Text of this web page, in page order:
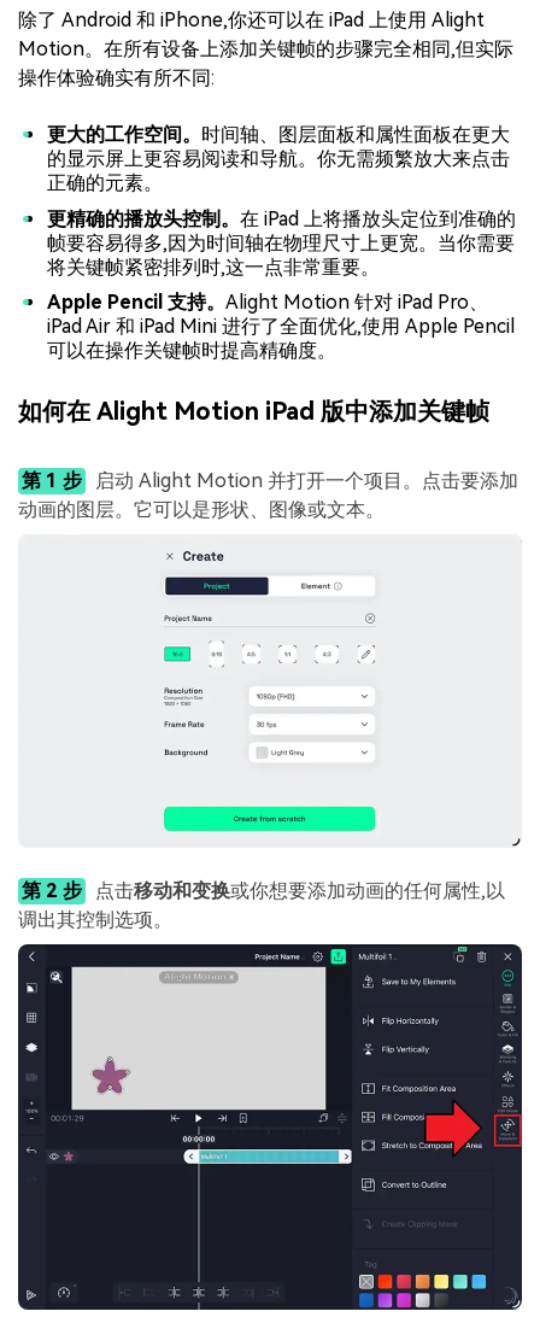
除了 Android 和 iPhone,你还可以在 iPad 上使用 Alight
Motion。在所有设备上添加关键帧的步骤完全相同,但实际
操作体验确实有所不同:
更大的工作空间。 时间轴、图层面板和属性面板在更大
的显示屏上更容易阅读和导航。你无需频繁放大来点击
正确的元素。
更精确的播放头控制。 在 iPad 上将播放头定位到准确的
帧要容易得多,因为时间轴在物理尺寸上更宽。当你需要
将关键帧紧密排列时,这一点非常重要。
Apple Pencil 支持。 Alight Motion 针对 iPad Pro、
iPad Air 和 iPad Mini 进行了全面优化,使用 Apple Pencil
可以在操作关键帧时提高精确度。
如何在 Alight Motion iPad 版中添加关键帧
第 1 步
启动 Alight Motion 并打开一个项目。点击要添加
动画的图层。它可以是形状、图像或文本。
第 2 步 点击移动和变换或你想要添加动画的任何属性,以
调出其控制选项。